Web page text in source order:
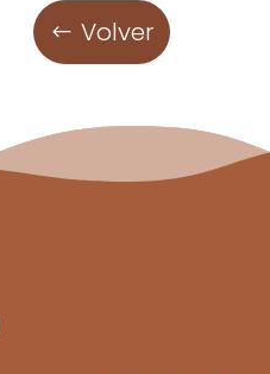
Volver